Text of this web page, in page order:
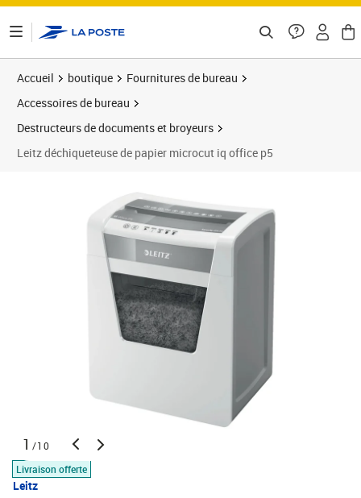
Accueil boutique
Fournitures de bureau
Accessoires de bureau
Destructeurs de documents et broyeurs
Leitz déchiqueteuse de papier microcut iq office p5
1 /10
Livraison offerte
Leitz